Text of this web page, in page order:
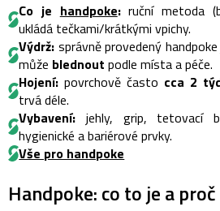
Co je handpoke:ruční metoda
ukládá tečkami/krátkými vpichy.
Výdrž: správně provedený
může blednout podle místa a péče.
Hojení: povrchově často cca 2
trvá déle.
Vybavení: jehly, grip, tetovací
hygienické a bariérové prvky.
Vše pro handpoke
Handpoke: co to je a